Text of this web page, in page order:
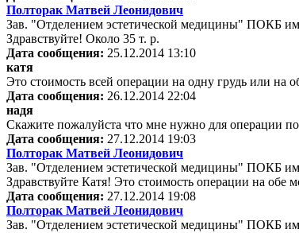
Полторак Матвей Леонидович
Зав. "Отделением эстетической медицины" ПОКБ
Здравствуйте! Около 35 т. р.
Дата сообщения: 25.12.2014 13:10
катя
Это стоимость всей операции на одну грудь или на
Дата сообщения: 26.12.2014 22:04
надя
Скажите пожалуйста что мне нужно для операции по
Дата сообщения: 27.12.2014 19:03
Полторак Матвей Леонидович
Зав. "Отделением эстетической медицины" ПОКБ
Здравствуйте Катя! Это стоимость операции на обе
Дата сообщения: 27.12.2014 19:08
Полторак Матвей Леонидович
Зав. "Отделением эстетической медицины" ПОКБ